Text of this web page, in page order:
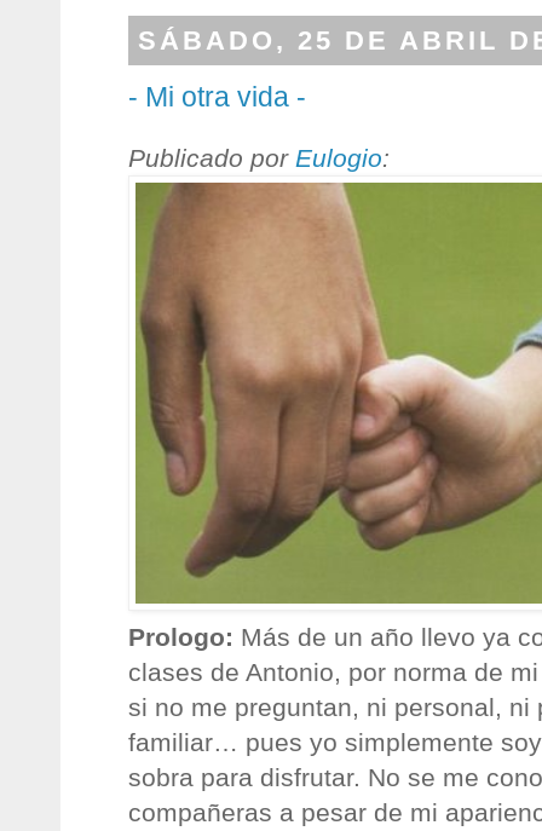
SÁBADO, 25 DE ABRIL
- Mi otra vida -
Publicado por Eulogio:
Prologo: Más de un año llevo ya
clases de Antonio, por norma de
si no me preguntan, ni personal, ni
familiar… pues yo simplemente
sobra para disfrutar. No se me
compañeras a pesar de mi